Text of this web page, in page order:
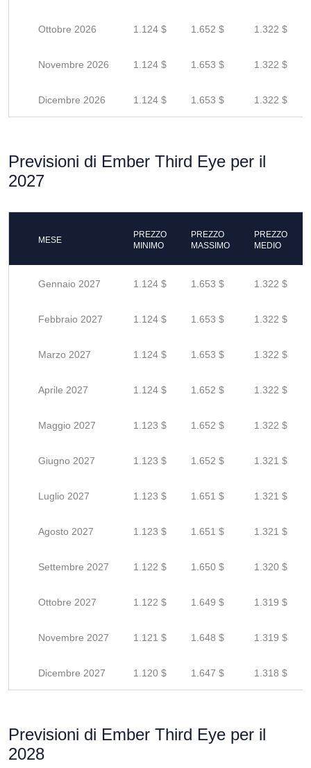
Ottobre 2026 1.124 $ 1.652 $ 1.322 $
Novembre 2026 1.124 $ 1.653 $ 1.322 $
Dicembre 2026 1.124 $ 1.653 $ 1.322 $
Previsioni di Ember Third Eye per il
2027
MESE
PREZZO
MINIMO
PREZZO
MASSIMO
PREZZO
MEDIO
Gennaio 2027 1.124 $ 1.653 $ 1.322 $
Febbraio 2027 1.124 $ 1.653 $ 1.322 $
Marzo 2027 1.124 $ 1.653 $ 1.322 $
Aprile 2027 1.124 $ 1.652 $ 1.322 $
Maggio 2027 1.123 $ 1.652 $ 1.322 $
Giugno 2027 1.123 $ 1.652 $ 1.321 $
Luglio 2027 1.123 $ 1.651 $ 1.321 $
Agosto 2027 1.123 $ 1.651 $ 1.321 $
Settembre 2027 1.122 $ 1.650 $ 1.320 $
Ottobre 2027 1.122 $ 1.649 $ 1.319 $
Novembre 2027 1.121 $ 1.648 $ 1.319 $
Dicembre 2027 1.120 $ 1.647 $ 1.318 $
Previsioni di Ember Third Eye per il
2028